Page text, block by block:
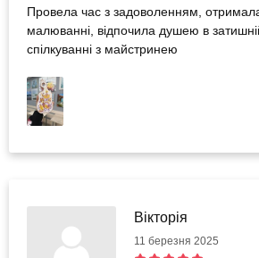
Провела час з задоволенням,
малюванні, відпочила душею в
спілкуванні з майстринею
Вікторія
11 березня 2025